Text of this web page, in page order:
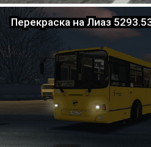
Перекраска на Лиаз